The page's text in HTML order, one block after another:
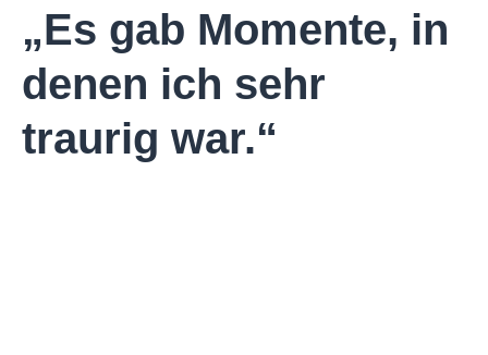
„Es gab Momente, in
denen ich sehr
traurig war.“​